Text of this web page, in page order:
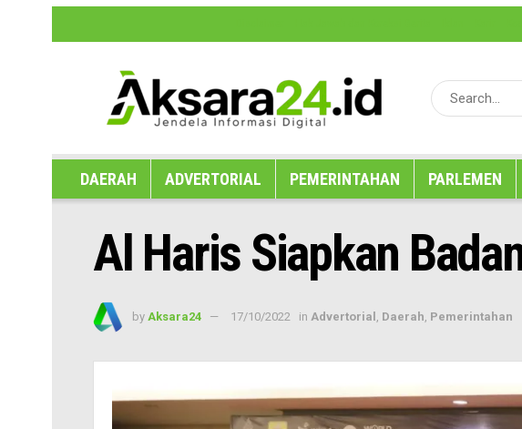
DAERAH ADVERTORIAL PEMERINTAHAN PARLEMEN
Al Haris Siapkan
by Aksara24 17/10/2022 in Advertorial , Daerah, Pemerintahan